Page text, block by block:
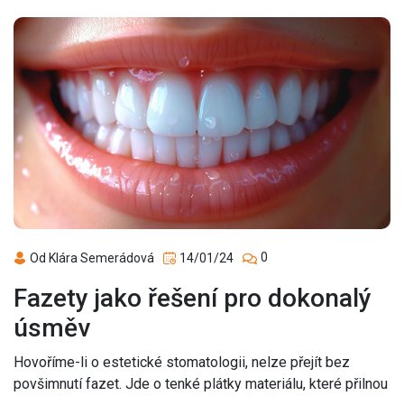
Od Klára Semerádová 14/01/24 0
Fazety jako řešení pro dokonalý
úsměv
Hovoříme-li o estetické stomatologii, nelze přejít bez
povšimnutí fazet. Jde o tenké plátky materiálu, které přilnou